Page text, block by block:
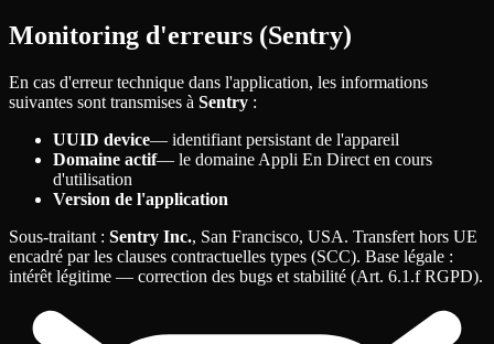
Monitoring d'erreurs (Sentry)
En cas d'erreur technique dans l'application, les informations
suivantes sont transmises à Sentry :
UUID device— identifiant persistant de l'appareil
Domaine actif— le domaine Appli En Direct en cours
d'utilisation
Version de l'application
Sous-traitant : Sentry Inc., San Francisco, USA. Transfert hors UE
encadré par les clauses contractuelles types (SCC). Base légale :
intérêt légitime — correction des bugs et stabilité (Art. 6.1.f RGPD).